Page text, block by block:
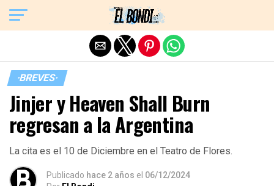
·BREVES·
Jinjer y Heaven Shall Burn
regresan a la Argentina
La cita es el 10 de Diciembre en el Teatro de Flores.
Publicado hace 2 años el 06/12/2024
Exit mobile version